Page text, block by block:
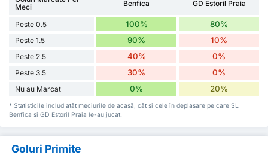
Meci
Benfica GD Estoril Praia
Peste 0.5 100% 80%
Peste 1.5 90% 10%
Peste 2.5 40% 0%
Peste 3.5 30% 0%
Nu au Marcat 0% 20%
* Statisticile includ atât meciurile de acasă, cât și cele în deplasare pe care SL
Benfica și GD Estoril Praia le-au jucat.
Goluri Primite